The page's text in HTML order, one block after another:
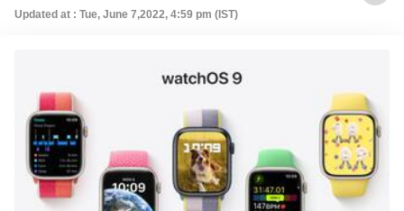
Updated at : Tue, June 7,2022, 4:59 pm (IST)